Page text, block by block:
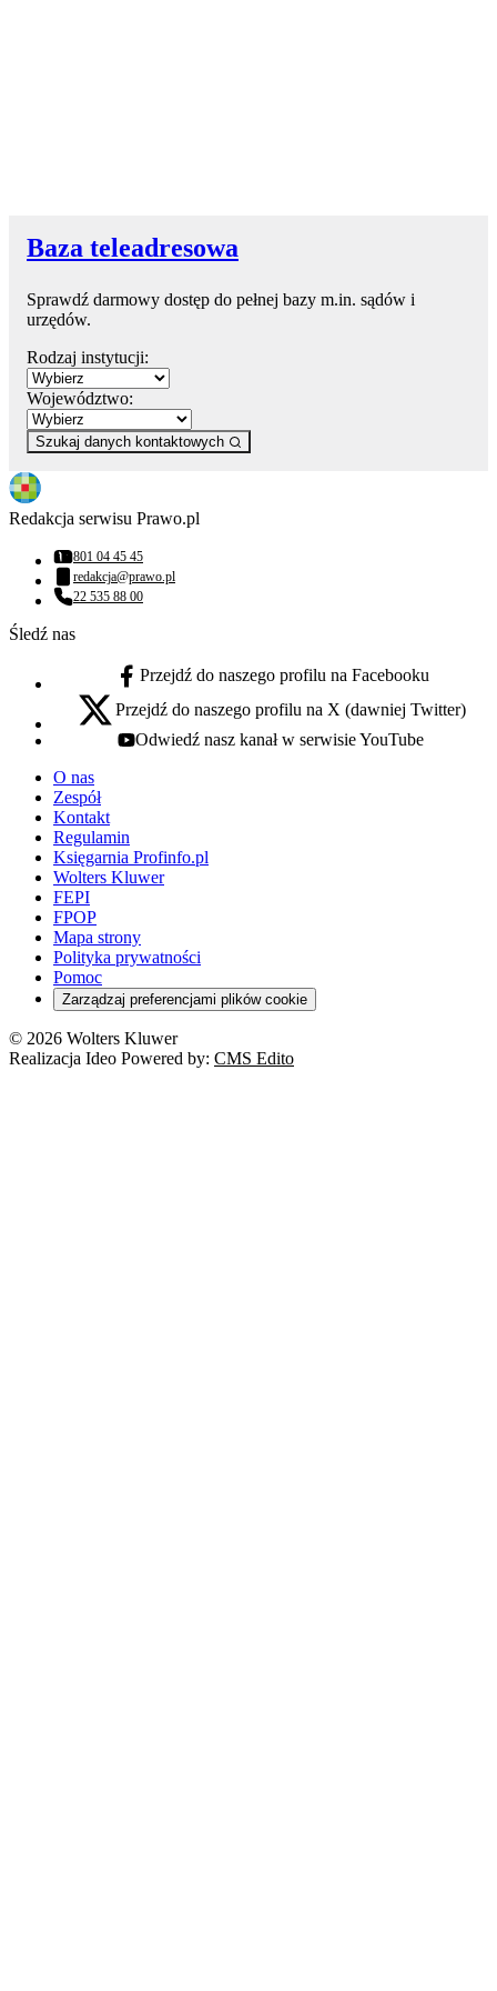
Baza teleadresowa
Sprawdź darmowy dostęp do pełnej bazy m.in. sądów i
urzędów.
Rodzaj instytucji:
Województwo:
Szukaj danych kontaktowych
Redakcja serwisu Prawo.pl
Numer telefonu:
801 04 45 45
Adres email:
redakcja@prawo.pl
Numer telefonu:
22 535 88 00
Śledź nas
facebook - otwiera się w nowej karcie
Przejdź do naszego profilu na Facebooku
x - otwiera się w nowej karcie
Przejdź do naszego profilu na X (dawniej Twitter)
youtube - otwiera się w nowej karcie
Odwiedź nasz kanał w serwisie YouTube
O nas
Zespół
Kontakt
Regulamin
Księgarnia Profinfo.pl
Wolters Kluwer
FEPI
FPOP
Mapa strony
Polityka prywatności
Pomoc
Zarządzaj preferencjami plików cookie
© 2026 Wolters Kluwer
Realizacja Ideo Powered by: CMS Edito